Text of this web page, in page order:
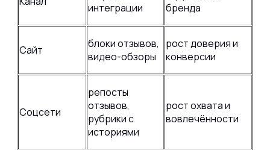
интеграции
бренда
Сайт
блоки отзывов,
видео-обзоры
рост доверия и
конверсии
Соцсети
репосты
отзывов,
рубрики с
историями
рост охвата и
вовлечённости